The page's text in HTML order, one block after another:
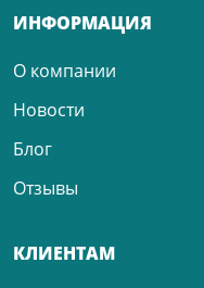
ИНФОРМАЦИЯ
О компании
Новости
Блог
Отзывы
КЛИЕНТАМ